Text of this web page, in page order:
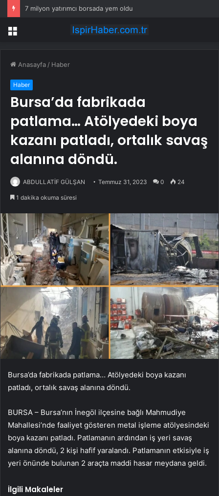
7 milyon yatırımcı borsada yem oldu
Menü
Anasayfa / Haber
Haber
Bursa’da fabrikada
patlama… Atölyedeki boya
kazanı patladı, ortalık savaş
alanına döndü.
ABDULLATİF GÜLŞAN Temmuz 31, 2023 0 24
1 dakika okuma süresi
Bursa’da fabrikada patlama… Atölyedeki boya kazanı
patladı, ortalık savaş alanına döndü.
BURSA – Bursa’nın İnegöl ilçesine bağlı Mahmudiye
Mahallesi’nde faaliyet gösteren metal işleme atölyesindeki
boya kazanı patladı. Patlamanın ardından iş yeri savaş
alanına döndü, 2 kişi hafif yaralandı. Patlamanın etkisiyle iş
yeri önünde bulunan 2 araçta maddi hasar meydana geldi.
İlgili Makaleler